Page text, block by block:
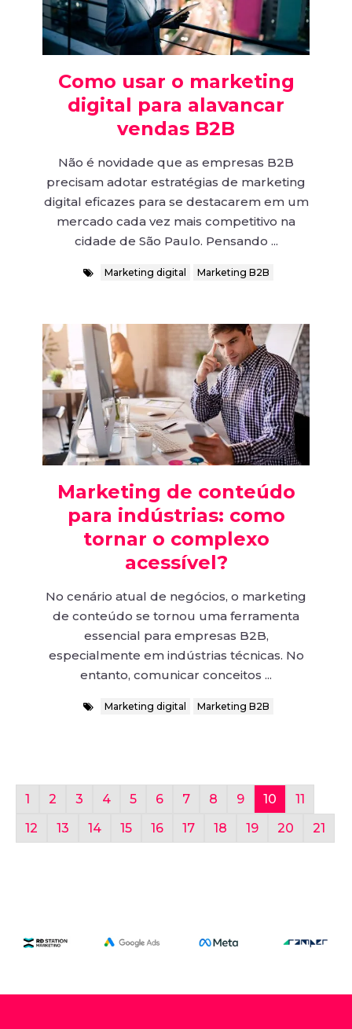
Como usar o marketing
digital para alavancar
vendas B2B
Não é novidade que as empresas B2B
precisam adotar estratégias de marketing
digital eficazes para se destacarem em um
mercado cada vez mais competitivo na
cidade de São Paulo. Pensando ...
Marketing digital Marketing B2B
Marketing de conteúdo
para indústrias: como
tornar o complexo
acessível?
No cenário atual de negócios, o marketing
de conteúdo se tornou uma ferramenta
essencial para empresas B2B,
especialmente em indústrias técnicas. No
entanto, comunicar conceitos ...
Marketing digital Marketing B2B
1 2 3 4 5 6 7 8 9 10
11
12
13 14 15 16 17 18 19 20 21